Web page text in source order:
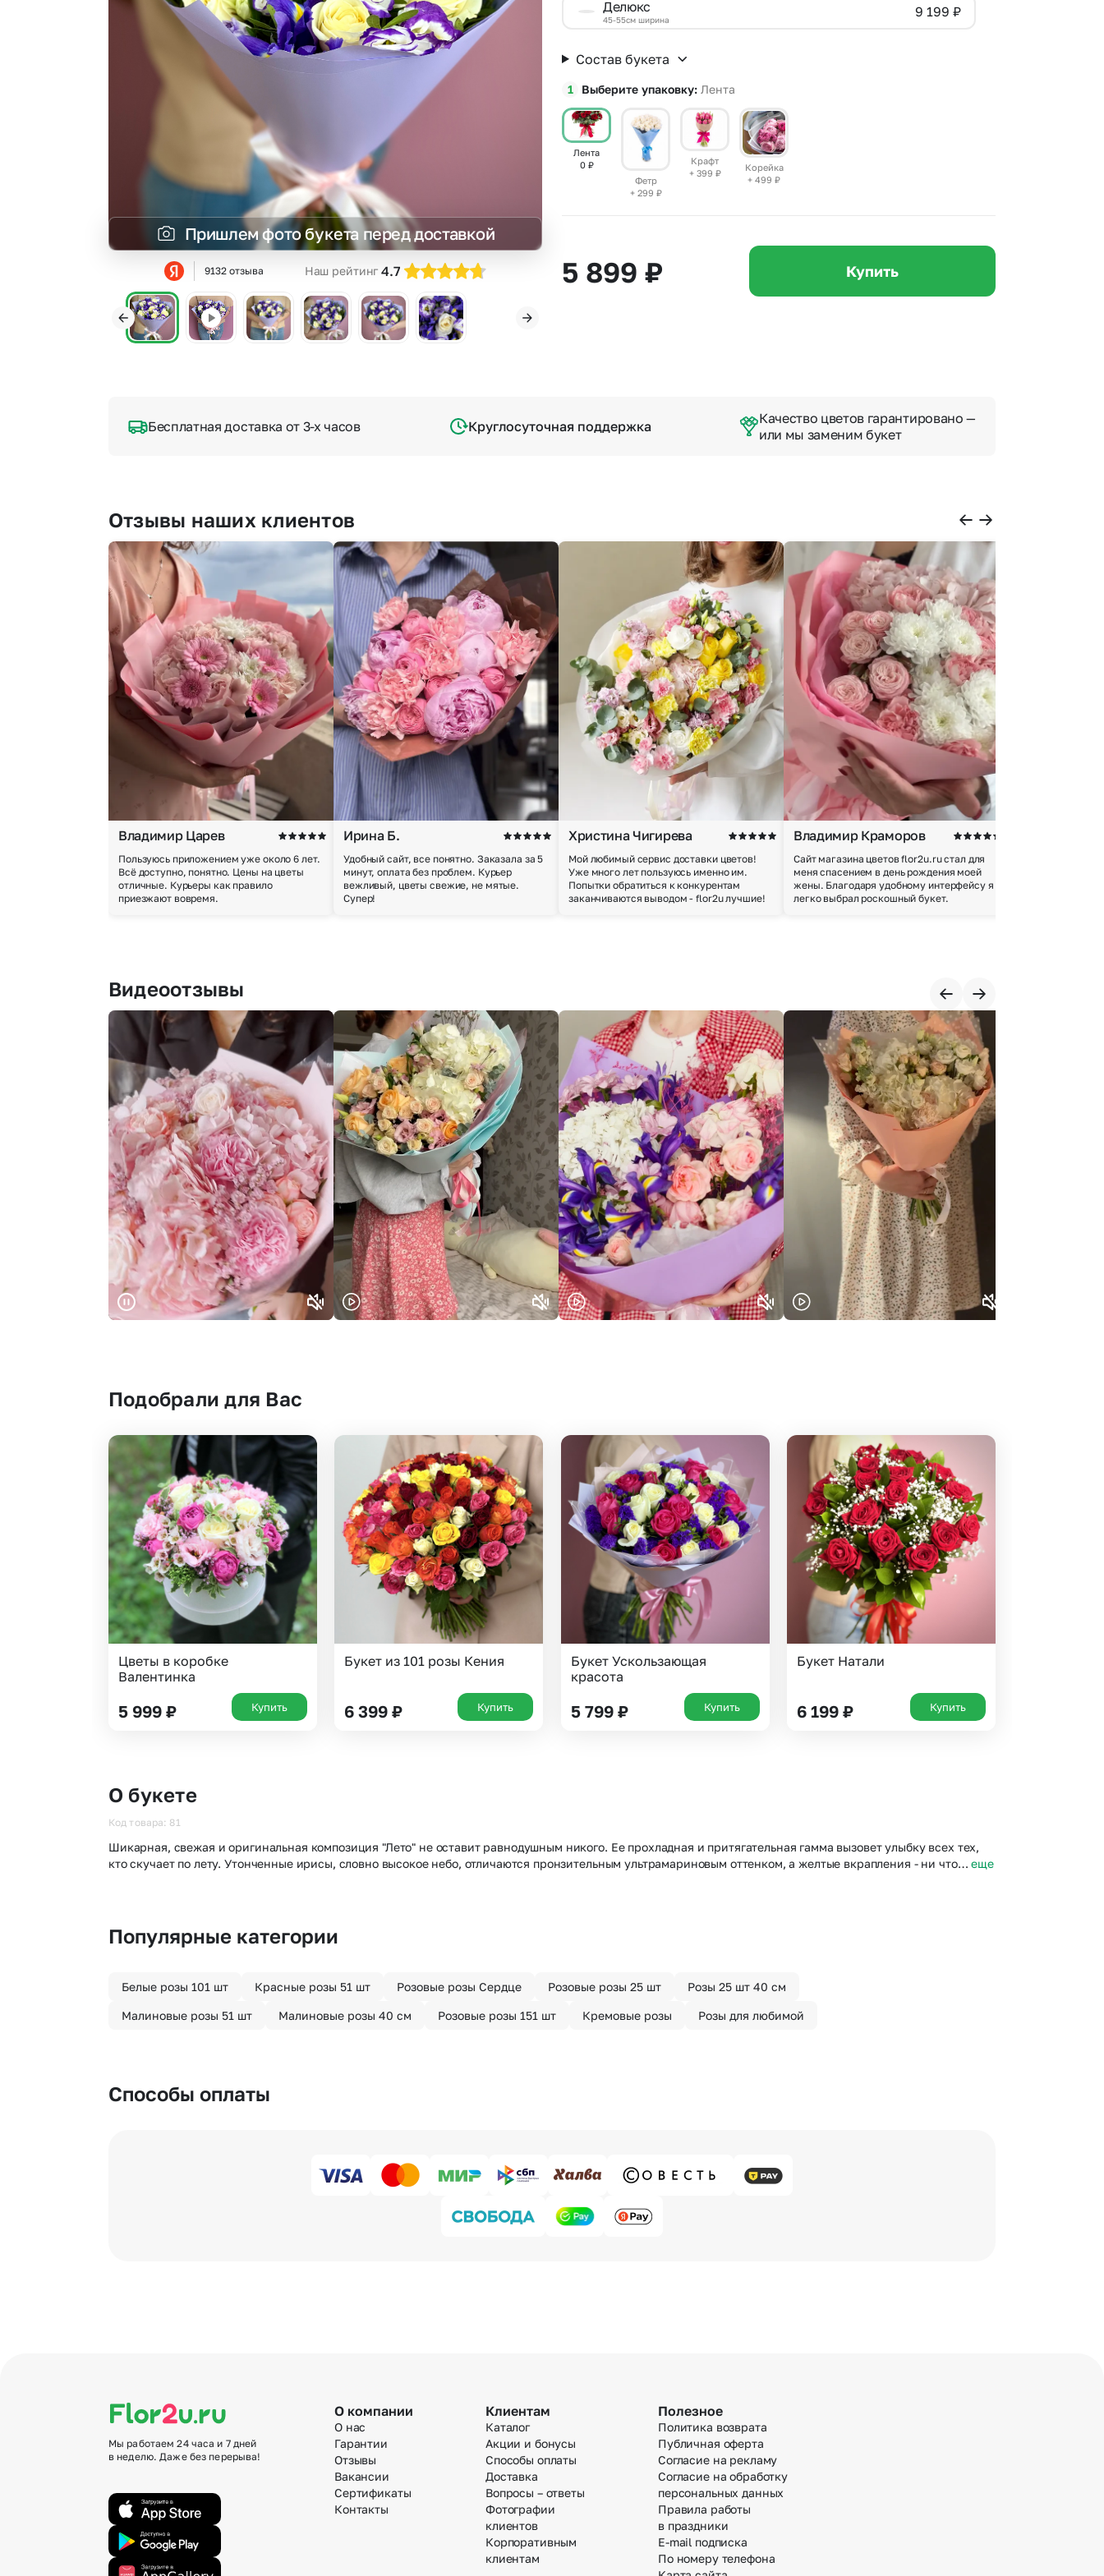
Гипсофила
Гортензии
Ирисы
Суккуленты
Тюльпаны
Insta букеты
Новинки
Все категории
Выберите город доставки
Или выберите из популярных
Москва и МО
Санкт-Петербург
Нижний Новгород
Самара
Казань
Уфа
Челябинск
Екатеринбург
Новосибирск
Омск
Волгоград
Воронеж
Пришлем фото букета перед доставкой
9132 отзыва Наш рейтинг 4.7
Делюкс
45-55см ширина 9 199 ₽
Состав букета
Выберите упаковку Лента
Лента
0 ₽
Фетр
+ 299 ₽
Крафт
+ 399 ₽
Корейка
+ 499 ₽
5 899 ₽ Купить
Бесплатная доставка от 3-х часов
Качество цветов гарантировано —
или мы заменим букет
Круглосуточная поддержка
Отзывы наших клиентов
Владимир Царев
Пользуюсь приложением уже около 6 лет.
Всё доступно, понятно. Цены на цветы
отличные. Курьеры как правило
приезжают вовремя.
Ирина Б.
Удобный сайт, все понятно. Заказала за 5
минут, оплата без проблем. Курьер
вежливый, цветы свежие, не мятые.
Супер!
Христина Чигирева
Мой любимый сервис доставки цветов!
Уже много лет пользуюсь именно им.
Попытки обратиться к конкурентам
заканчиваются выводом - flor2u лучшие!
Владимир Краморов
Сайт магазина цветов flor2u.ru стал для
меня спасением в день рождения моей
жены. Благодаря удобному интерфейсу я
легко выбрал роскошный букет.
Видеоотзывы
Подобрали для Вас
Цветы в коробке
Валентинка
5 999 ₽ Купить
Букет из 101 розы Кения
6 399₽ Купить
Букет Ускользающая
красота
5 799 ₽ Купить
Букет Натали
6 199 ₽ Купить
О букете
Код товара: 81
Шикарная, свежая и оригинальная композиция "Лето" не оставит равнодушным никого. Ее прохладная и притягательная гамма вызовет улыбку всех тех,
кто скучает по лету. Утонченные ирисы, словно высокое небо, отличаются пронзительным ультрамариновым оттенком, а желтые вкрапления - ни что… еще
Популярные категории
Белые розы 101 шт Красные розы 51 шт Розовые розы Сердце Розовые розы 25 шт Розы 25 шт 40 см
Малиновые розы 51 шт Малиновые розы 40 см Розовые розы 151 шт Кремовые розы Розы для любимой
Способы оплаты
Мы работаем 24 часа и 7 дней
в неделю. Даже без перерыва!
О компании
О нас
Гарантии
Отзывы
Вакансии
Сертификаты
Контакты
Клиентам
Каталог
Акции и бонусы
Способы оплаты
Доставка
Вопросы – ответы
Фотографии
клиентов
Корпоративным
клиентам
Полезное
Политика возврата
Публичная оферта
Согласие на рекламу
Согласие на обработку
персональных данных
Правила работы
в праздники
E-mail подписка
По номеру телефона